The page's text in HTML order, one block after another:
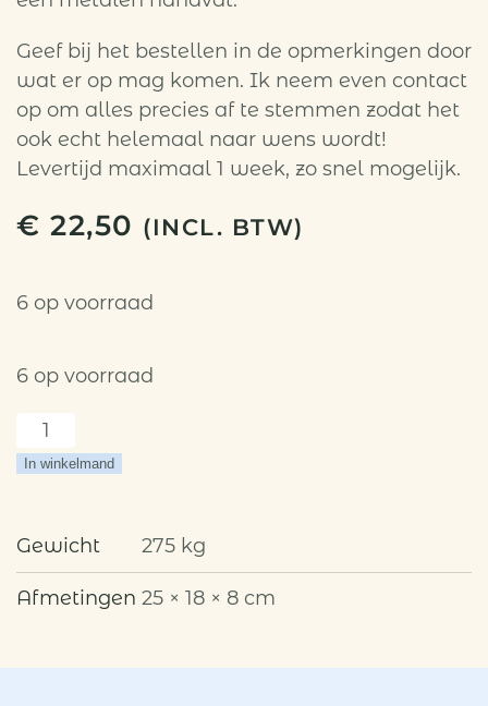
Geef bij het bestellen in de opmerkingen door
wat er op mag komen. Ik neem even contact
op om alles precies af te stemmen zodat het
ook echt helemaal naar wens wordt!
Levertijd maximaal 1 week, zo snel mogelijk.
€ 22,50 (INCL. BTW)
6 op voorraad
6 op voorraad
Kinderkoffertje
donkerblauw
In winkelmand
Gewicht 275 kg
Afmetingen 25 × 18 × 8 cm